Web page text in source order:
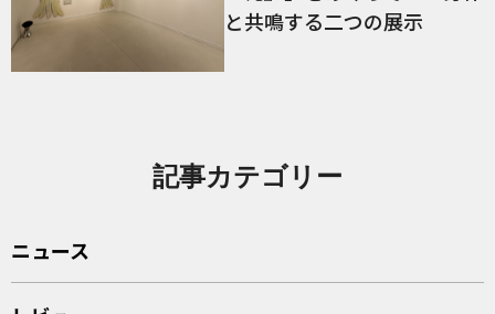
と共鳴する二つの展示
記事カテゴリー
ニュース